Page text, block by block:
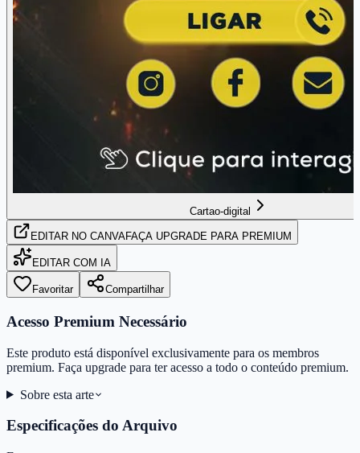
Cartao-digital
EDITAR NO CANVAFAÇA UPGRADE PARA PREMIUM
EDITAR COM IA
Favoritar Compartilhar
Acesso Premium Necessário
Este produto está disponível exclusivamente para os membros
premium. Faça upgrade para ter acesso a todo o conteúdo premium.
Sobre esta arte
Especificações do Arquivo